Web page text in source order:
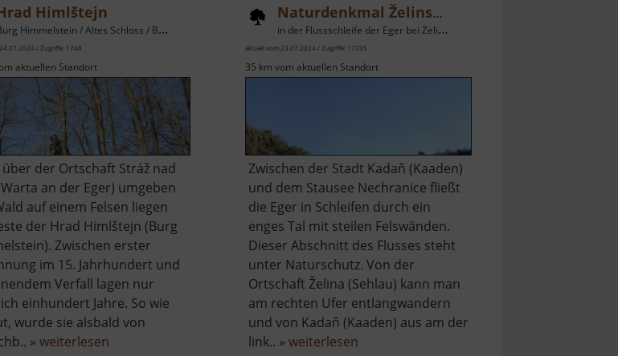
Himlštejn
Himmelstein / Altes Schloss / Böhmisches Erzgebirge
/ Zugriffe: 1748
aktuellen Standort
der Ortschaft Stráž nad
an der Eger) umgeben
auf einem Felsen liegen
der Hrad Himlštejn (Burg
Zwischen erster
im 15. Jahrhundert und
Verfall lagen nur
einhundert Jahre. So wie
wurde sie alsbald von
»weiterlesen
Naturdenkmal Želinský meandr
in der Flussschleife der Eger bei Zelině / Böhmisches Erzgebirge
aktuell vom 23.07.2024 / Zugriffe: 17335
35 km vom aktuellen Standort
Zwischen der Stadt Kadaň (Kaaden)
und dem Stausee Nechranice fließt
die Eger in Schleifen durch ein
enges Tal mit steilen Felswänden.
Dieser Abschnitt des Flusses steht
unter Naturschutz. Von der
Ortschaft Želina (Sehlau) kann man
am rechten Ufer entlangwandern
und von Kadaň (Kaaden) aus am der
link.. » weiterlesenüber